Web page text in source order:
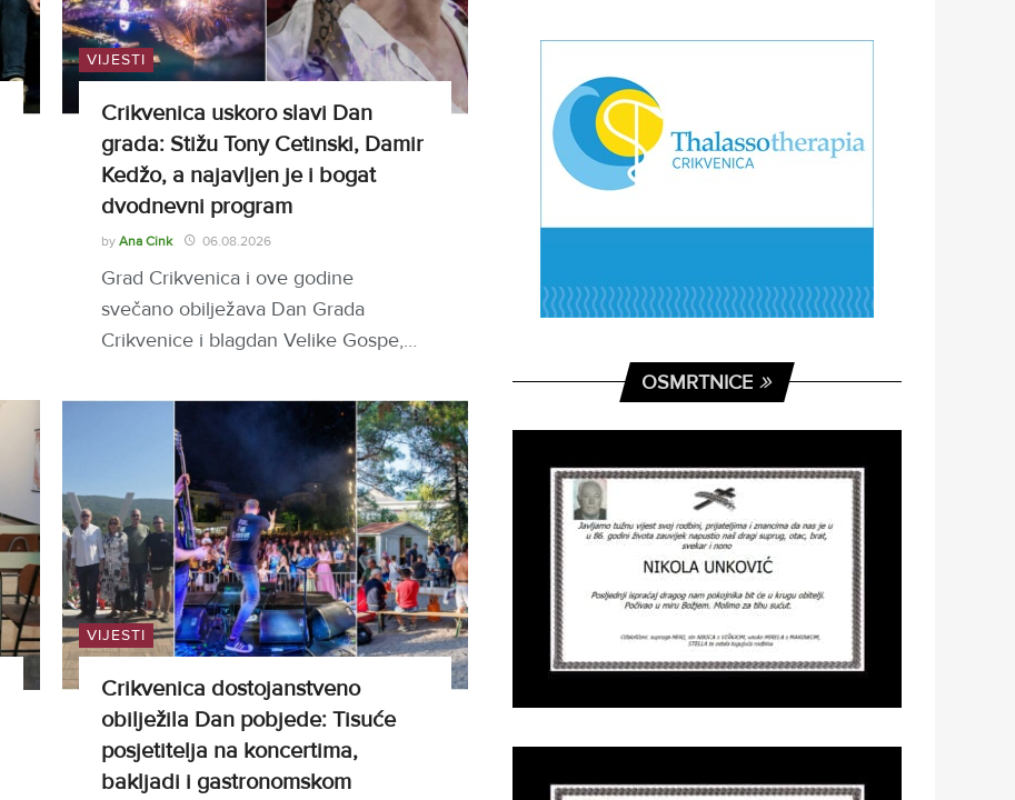
VIJESTI
Crikvenica uskoro slavi Dan
grada: Stižu Tony Cetinski, Damir
Kedžo, a najavljen je i bogat
dvodnevni program
by Ana Cink 06.08.2026
Grad Crikvenica i ove godine
svečano obilježava Dan Grada
Crikvenice i blagdan Velike Gospe,…
VIJESTI
Crikvenica dostojanstveno
obilježila Dan pobjede: Tisuće
posjetitelja na koncertima,
bakljadi i gastronomskom
OSMRTNICE